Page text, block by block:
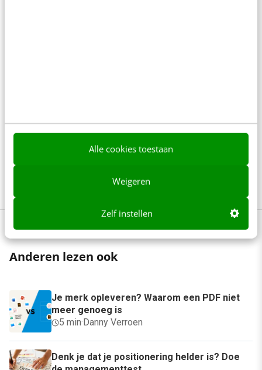
Alle cookies toestaan
Weigeren
Zelf instellen
strategie, Instagram marketing, Facebook &
Meer weten over deze unieke flexibele manier van
Anderen lezen ook
Je merk opleveren? Waarom een PDF niet
meer genoeg is
5 min· Danny Verroen
Denk je dat je positionering helder is? Doe